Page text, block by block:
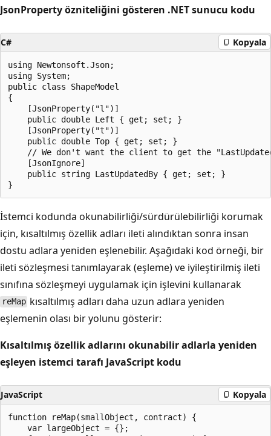
JsonProperty özniteliğini gösteren .NET sunucu kodu
C# Kopyala
using Newtonsoft.Json;
using System;
public class ShapeModel
{
    [JsonProperty("l")]
    public double Left { get; set; }
    [JsonProperty("t")]
    public double Top { get; set; }
// We don't want the client to get the
    [JsonIgnore]
    public string LastUpdatedBy { get; set; }
İstemci kodunda okunabilirliği/sürdürülebilirliği korumak
için, kısaltılmış özellik adları ileti alındıktan sonra insan
dostu adlara yeniden eşlenebilir. Aşağıdaki kod örneği, bir
ileti sözleşmesi tanımlayarak (eşleme) ve iyileştirilmiş ileti
sınıfına sözleşmeyi uygulamak için işlevini kullanarak
reMap kısaltılmış adları daha uzun adlara yeniden
eşlemenin olası bir yolunu gösterir:
Kısaltılmış özellik adlarını okunabilir adlarla yeniden
eşleyen istemci tarafı JavaScript kodu
JavaScript Kopyala
function reMap(smallObject, contract) {
    var largeObject = {};